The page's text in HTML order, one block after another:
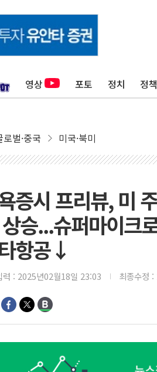
영상 포토 정치 정
로벌·중국 미국·북미
증시 프리뷰, 미
승...슈퍼마이크
항공↓
력 : 2025년02월18일 23:03 최종수정 :